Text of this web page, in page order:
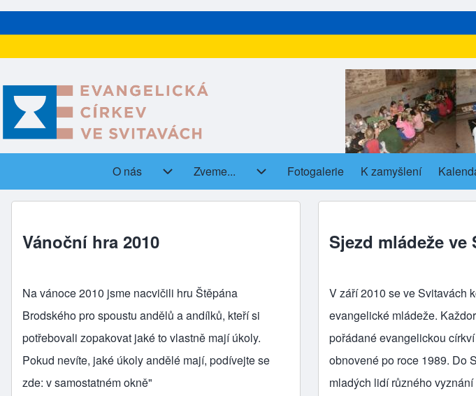
Main navigation
O nás Zveme...
Zveme... sub-navigation
Fotogalerie
(opens in new tab)K zamyšlení
Vánoční hra 2010
Na vánoce 2010 jsme nacvičili hru Štěpána
Brodského pro spoustu andělů a andílků, kteří si
potřebovali zopakovat jaké to vlastně mají úkoly.
Pokud nevíte, jaké úkoly andělé mají, podívejte se
zde: v samostatném okně"
Sjezd mládeže ve
V září 2010 se ve Svitavách
evangelické mládeže.
pořádané evangelickou
obnovené po roce 1989. Do
mladých lidí různého